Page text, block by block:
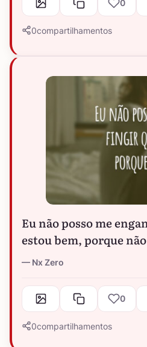
0
0compartilhamentos
Eu não posso me
estou bem, porque
Nx Zero
0
0compartilhamentos